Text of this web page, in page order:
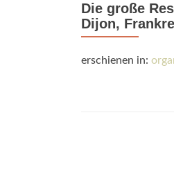
Die große
Dijon,
erschienen in: